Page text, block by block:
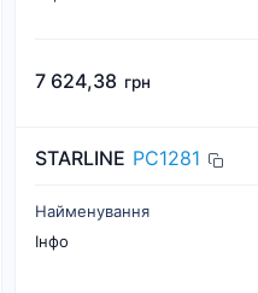
7 624,38 грн
STARLINE PC1281
Найменування
Інфо